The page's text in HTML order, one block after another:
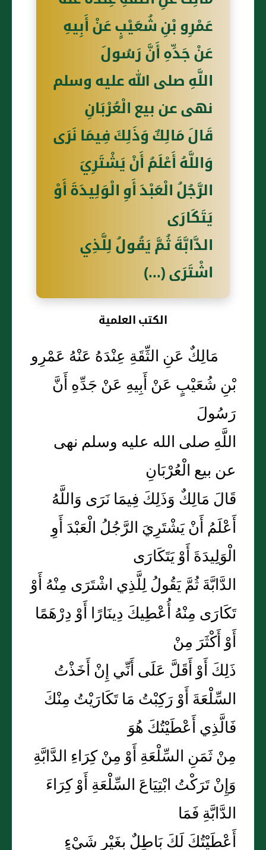
عَمْرِو بْنِ شُعَيْبٍ عَنْ أَبِيهِ
عَنْ جَدِّهِ أَنَّ رَسُولَ
اللَّهِ صلى الله عليه وسلم
نهى عن بيع الْعُرْبَانِ
قَالَ مَالِكٌ وَذَلِكَ فِيمَا نَرَى
وَاللَّهُ أَعْلَمُ أَنْ يَشْتَرِيَ
الرَّجُلُ الْعَبْدَ أَوِ الْوَلِيدَةَ أَوْ
يَتَكَارَى
الدَّابَّةَ ثُمَّ يَقُولُ لِلَّذِي
اشْتَرَى (...)
الكتب العلمية
مَالِكٌ عَنِ الثِّقَةِ عِنْدَهُ عَنْهُ عَمْرِو
بْنِ شُعَيْبٍ عَنْ أَبِيهِ عَنْ جَدِّهِ أَنَّ
رَسُولَ
اللَّهِ صلى الله عليه وسلم نهى
عن بيع الْعُرْبَانِ
قَالَ مَالِكٌ وَذَلِكَ فِيمَا نَرَى وَاللَّهُ
أَعْلَمُ أَنْ يَشْتَرِيَ الرَّجُلُ الْعَبْدَ أَوِ
الْوَلِيدَةَ أَوْ يَتَكَارَى
الدَّابَّةَ ثُمَّ يَقُولُ لِلَّذِي اشْتَرَى مِنْهُ أَوْ
تَكَارَى مِنْهُ أُعْطِيكَ دِينَارًا أَوْ دِرْهَمًا
أَوْ أَكْثَرَ مِنْ
ذَلِكَ أَوْ أَقَلَّ عَلَى أَنِّي إِنْ أَخَذْتُ
السِّلْعَةَ أَوْ رَكِبْتُ مَا تَكَارَيْتُ مِنْكَ
فَالَّذِي أَعْطَيْتُكَ هُوَ
مِنْ ثَمَنِ السِّلْعَةِ أَوْ مِنْ كِرَاءِ الدَّابَّةِ
وَإِنْ تَرَكْتُ ابْتِيَاعَ السِّلْعَةِ أَوْ كِرَاءَ
الدَّابَّةِ فَمَا
أَعْطَيْتُكَ لَكَ بَاطِلٌ بِغَيْرِ شَيْءٍ